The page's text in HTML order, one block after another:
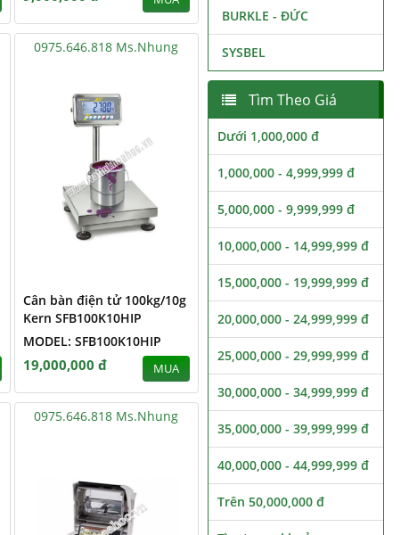
0975.646.818 Ms.Nhung
Cân bàn điện tử 100kg/10g
Kern SFB100K10HIP
MODEL: SFB100K10HIP
19,000,000 đ MUA
0975.646.818 Ms.Nhung
BURKLE - ĐỨC
SYSBEL
Tìm Theo Giá
Dưới 1,000,000 đ
1,000,000 - 4,999,999 đ
5,000,000 - 9,999,999 đ
10,000,000 - 14,999,999 đ
15,000,000 - 19,999,999 đ
20,000,000 - 24,999,999 đ
25,000,000 - 29,999,999 đ
30,000,000 - 34,999,999 đ
35,000,000 - 39,999,999 đ
40,000,000 - 44,999,999 đ
Trên 50,000,000 đ